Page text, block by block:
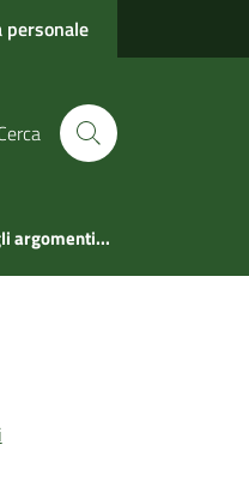
personale
argomenti...